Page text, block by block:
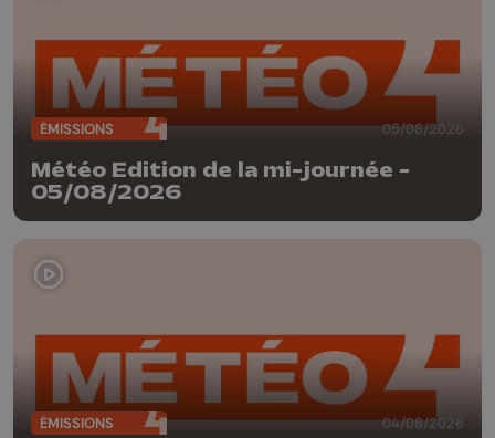
ÉMISSIONS 05/08/2026
Météo Edition de la mi-journée -
05/08/2026
ÉMISSIONS 04/08/2026